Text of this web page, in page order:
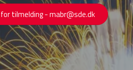
tilmelding - mabr@sde.dk